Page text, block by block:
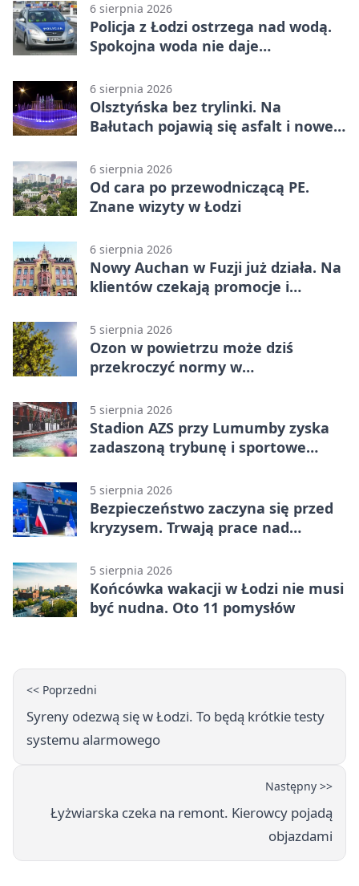
6 sierpnia 2026
Policja z Łodzi ostrzega nad wodą.
Spokojna woda nie daje
6 sierpnia 2026
Olsztyńska bez trylinki. Na
Bałutach pojawią się asfalt i nowe
6 sierpnia 2026
Od cara po przewodniczącą PE.
Znane wizyty w Łodzi
6 sierpnia 2026
Nowy Auchan w Fuzji już działa. Na
klientów czekają promocje i
5 sierpnia 2026
Ozon w powietrzu może dziś
przekroczyć normy w
5 sierpnia 2026
Stadion AZS przy Lumumby zyska
zadaszoną trybunę i sportowe
5 sierpnia 2026
Bezpieczeństwo zaczyna się przed
kryzysem. Trwają prace nad
5 sierpnia 2026
Końcówka wakacji w Łodzi nie musi
być nudna. Oto 11 pomysłów
<< Poprzedni
Syreny odezwą się w Łodzi. To będą krótkie testy
systemu alarmowego
Następny >>
Łyżwiarska czeka na remont. Kierowcy pojadą
objazdami